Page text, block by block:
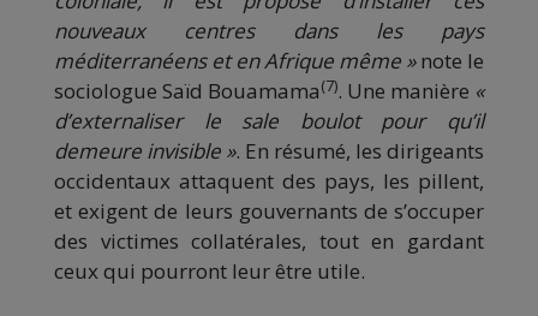
nouveaux centres dans les pays
méditerranéens et en Afrique même »note le
sociologue Saïd Bouamama(7). Une manière «
d’externaliser le sale boulot pour qu’il
demeure invisible ». En résumé, les dirigeants
occidentaux attaquent des pays, les pillent,
et exigent de leurs gouvernants de s’occuper
des victimes collatérales, tout en gardant
ceux qui pourront leur être utile.